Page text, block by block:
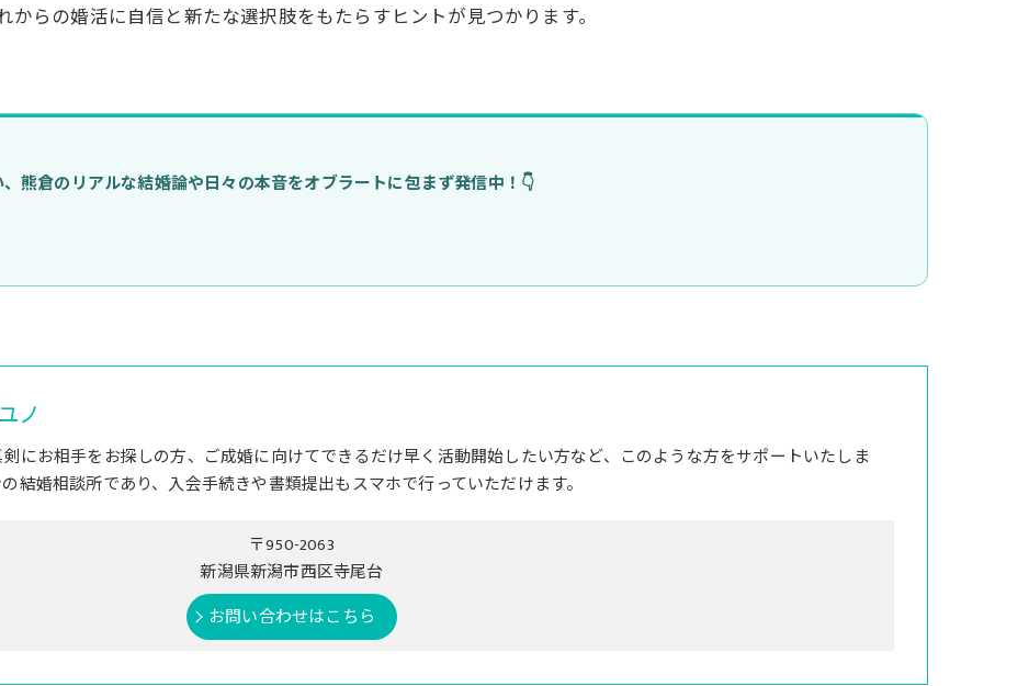
らの婚活に自信と新たな選択肢をもたらすヒントが見つかります。
熊倉のリアルな結婚論や日々の本音をオブラートに包まず発信中！👇
ノ
にお相手をお探しの方、ご成婚に向けてできるだけ早く活動開始したい方など、このような方をサポートいたしま
結婚相談所であり、入会手続きや書類提出もスマホで行っていただけます。
〒950-2063
新潟県新潟市西区寺尾台
お問い合わせはこちら